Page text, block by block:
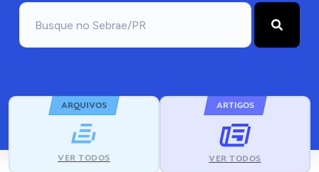
ARQUIVOS
VER TODOS
ARTIGOS
VER TODOS